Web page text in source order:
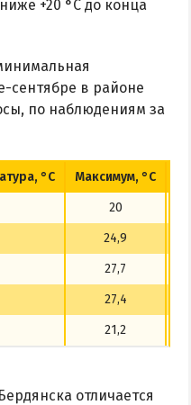
+20 °C до конца
сентябре в районе
по наблюдениям за
°C Максимум, °C
20
24,9
27,7
27,4
21,2
отличается